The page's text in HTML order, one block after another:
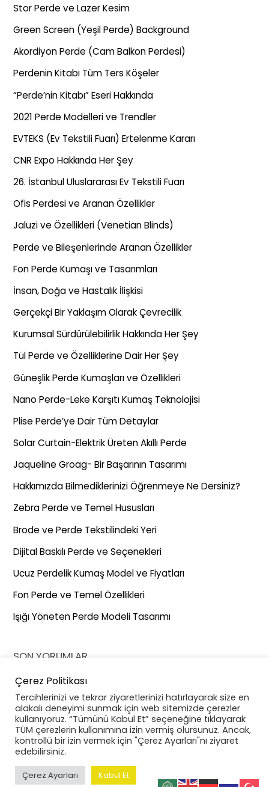
Stor Perde ve Lazer Kesim
Green Screen (Yeşil Perde) Background
Akordiyon Perde (Cam Balkon Perdesi)
Perdenin Kitabı Tüm Ters Köşeler
“Perde’nin Kitabı” Eseri Hakkında
2021 Perde Modelleri ve Trendler
EVTEKS (Ev Tekstili Fuarı) Ertelenme Kararı
CNR Expo Hakkında Her Şey
26. İstanbul Uluslararası Ev Tekstili Fuarı
Ofis Perdesi ve Aranan Özellikler
Jaluzi ve Özellikleri (Venetian Blinds)
Perde ve Bileşenlerinde Aranan Özellikler
Fon Perde Kumaşı ve Tasarımları
İnsan, Doğa ve Hastalık İlişkisi
Gerçekçi Bir Yaklaşım Olarak Çevrecilik
Kurumsal Sürdürülebilirlik Hakkında Her Şey
Tül Perde ve Özelliklerine Dair Her Şey
Güneşlik Perde Kumaşları ve Özellikleri
Nano Perde-Leke Karşıtı Kumaş Teknolojisi
Plise Perde’ye Dair Tüm Detaylar
Solar Curtain-Elektrik Üreten Akıllı Perde
Jaqueline Groag- Bir Başarının Tasarımı
Hakkımızda Bilmediklerinizi Öğrenmeye Ne Dersiniz?
Zebra Perde ve Temel Hususları
Brode ve Perde Tekstilindeki Yeri
Dijital Baskılı Perde ve Seçenekleri
Ucuz Perdelik Kumaş Model ve Fiyatları
Fon Perde ve Temel Özellikleri
Işığı Yöneten Perde Modeli Tasarımı
SON YORUMLAR
26. İstanbul Uluslararası Ev Tekstili Fuarı
Tekstili Fuarı) Ertelenme Kararı - Gernaz Tekstil
CNR Expo Hakkında Her ŞeyiçinEVTEKS (Ev Tekstili
Fuarı) Ertelenme Kararı - Gernaz Tekstil
Çerez Politikası
Tercihlerinizi ve tekrar ziyaretlerinizi hatırlayarak size en
alakalı deneyimi sunmak için web sitemizde çerezler
kullanıyoruz. “Tümünü Kabul Et” seçeneğine tıklayarak
TÜM çerezlerin kullanımına izin vermiş olursunuz. Ancak,
kontrollü bir izin vermek için "Çerez Ayarları"nı ziyaret
edebilirsiniz.
Çerez Ayarları Kabul Et